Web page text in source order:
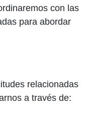
con las
para abordar
relacionadas
a través de: